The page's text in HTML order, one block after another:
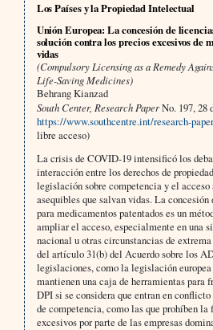
Los Países y la Propiedad Intelectual
Unión Europea: La concesión de
solución contra los precios excesivos de
vidas
(Compulsory Licensing as a Remedy
Life-Saving Medicines)
Behrang Kianzad
South Center, Research PaperNo. 197, 28
https://www.southcentre.int/research-
libre acceso)
La crisis de COVID-19 intensificó los
interacción entre los derechos de
legislación sobre competencia y el
asequibles que salvan vidas. La
para medicamentos patentados es un
ampliar el acceso, especialmente en una
nacional u otras circunstancias de
del artículo 31(b) del Acuerdo sobre los
legislaciones, como la legislación
mantienen una caja de herramientas para
DPI si se considera que entran en
de competencia, como las que prohíben
excesivos por parte de las empresas